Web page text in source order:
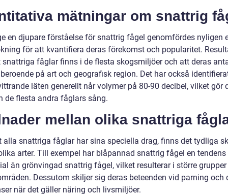
mätningar om snattrig
en djupare förståelse för snattrig fågel genomfördes nyligen
för att kvantifiera deras förekomst och popularitet.
snattriga fåglar finns i de flesta skogsmiljöer och att deras
på art och geografisk region. Det har också
läten generellt når volymer på 80-90 decibel, vilket gör
de flesta andra fåglars sång.
mellan olika snattriga
alla snattriga fåglar har sina speciella drag, finns det tydliga
arter. Till exempel har blåpannad snattrig fågel en
än grönvingad snattrig fågel, vilket resulterar i större
Dessutom skiljer sig deras beteenden vid parning och
när det gäller näring och livsmiljöer.